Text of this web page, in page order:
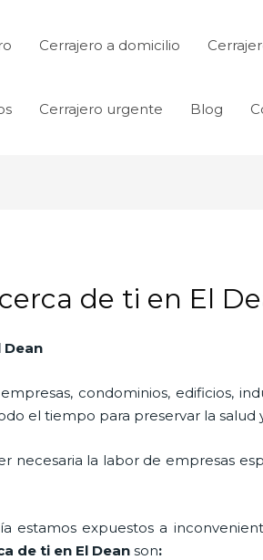
Cerrajero a domicilio
Cerrajero urgente Blog
de ti en El
Dean
condominios, edificios,
el tiempo para preservar la salud
necesaria la labor de empresas
estamos expuestos a
de ti en El Dean son: